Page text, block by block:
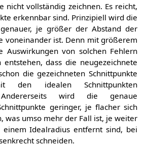
nicht vollständig zeichnen. Es reicht,
erkennbar sind. Prinzipiell wird die
je größer der Abstand der
voneinander ist. Denn mit größerem
Auswirkungen von solchen Fehlern
dass die neugezeichnete
die gezeichneten Schnittpunkte
den idealen Schnittpunkten
Andererseits wird die genaue
geringer, je flacher sich
was umso mehr der Fall ist, je weiter
Idealradius entfernt sind, bei
schneiden.